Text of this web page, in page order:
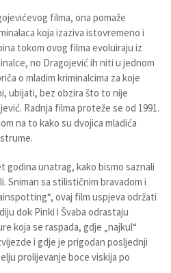
filma, ona pomaže
koja izaziva istovremeno i
tokom ovog filma evoluiraju iz
no Dragojević ih niti u jednom
o mladim kriminalcima za koje
ubijati, bez obzira što to nije
Radnja filma proteže se od 1991.
na to kako su dvojica mladića
godina unatrag, kako bismo saznali
Sniman sa stilističnim bravadom i
ovaj film uspjeva održati
dok Pinki i Švaba odrastaju
koja se raspada, gdje „najkul“
i gdje je prigodan posljednji
prolijevanje boce viskija po